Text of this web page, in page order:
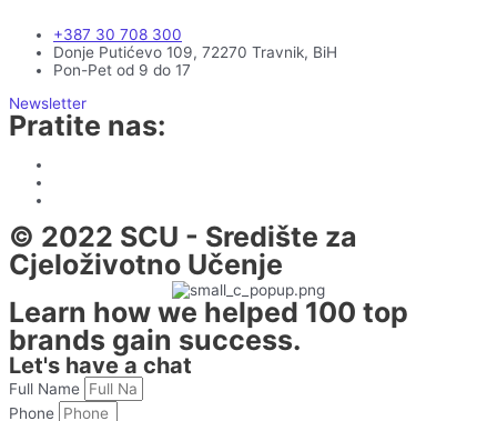
+387 30 708 300
Donje Putićevo 109, 72270 Travnik, BiH
Pon-Pet od 9 do 17
Newsletter
Pratite nas:
© 2022 SCU - Središte za
Cjeloživotno Učenje
Learn how we helped 100 top
brands gain success.
Let's have a chat
Full Name
Phone